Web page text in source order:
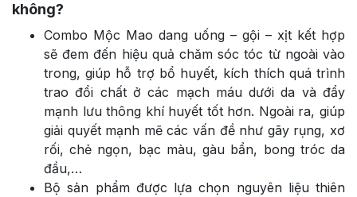
không?
Combo Mộc Mao dang uống – gội – xịt kết hợp
sẽ đem đến hiệu quả chăm sóc tóc từ ngoài vào
trong, giúp hỗ trợ bổ huyết, kích thích quá trình
trao đổi chất ở các mạch máu dưới da và đẩy
mạnh lưu thông khí huyết tốt hơn. Ngoài ra, giúp
giải quyết mạnh mẽ các vấn đề như gãy rụng, xơ
rối, chẻ ngọn, bạc màu, gàu bẩn, bong tróc da
đầu,…
Bộ sản phẩm được lựa chọn nguyên liệu thiên